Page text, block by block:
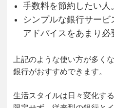
手数料を節約したい人
シンプルな銀行サー
アドバイスをあまり必
上記のような使い方が多く
銀行がおすすめできます。
生活スタイルは日々変化す